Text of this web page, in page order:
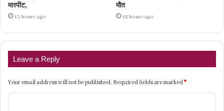
मारपीट,
13 hours ago
मौत
15 hours ago
Leave a Reply
Your email address will not be published. Required fields are marked*